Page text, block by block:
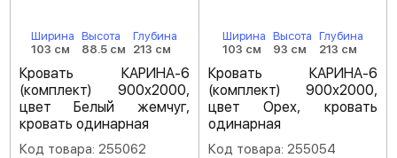
Ширина
103 см
Высота
88.5 см
Глубина
213 см
Кровать КАРИНА-6
(комплект) 900х2000,
цвет Белый жемчуг,
кровать одинарная
Код товара: 255062
Ширина
103 см
Высота
93 см
Глубина
213 см
Кровать КАРИНА-6
(комплект) 900х2000,
цвет Орех, кровать
одинарная
Код товара: 255054